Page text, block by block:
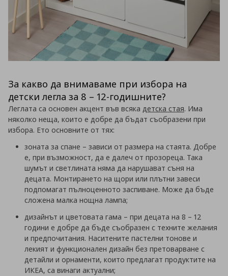
За какво да внимаваме при избора на
детски легла за 8 – 12-годишните?
Леглата са основен акцент във всяка детска стая. Има
няколко неща, които е добре да бъдат съобразени при
избора. Ето основните от тях:
зоната за спане – зависи от размера на стаята. Добре
е, при възможност, да е далеч от прозореца. Така
шумът и светлината няма да нарушават съня на
децата. Монтирането на щори или плътни завеси
подпомагат пълноценното заспиване. Може да бъде
сложена малка нощна лампа;
дизайнът и цветовата гама – при децата на 8 – 12
години е добре да бъде съобразен с техните желания
и предпочитания. Наситените пастелни тонове и
лекият и функционален дизайн без претоварване с
детайли и орнаменти, които предлагат продуктите на
ИКЕА, са винаги актуални;